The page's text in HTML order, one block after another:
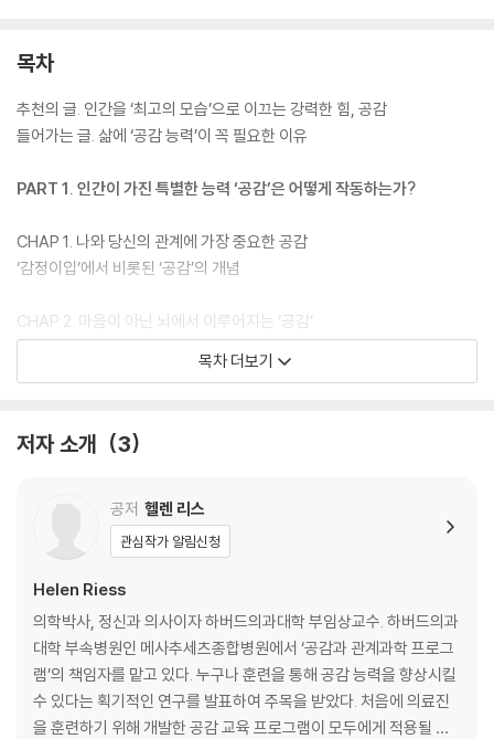
목차
추천의 글. 인간을 ‘최고의 모습’으로 이끄는 강력한 힘, 공감
들어가는 글. 삶에 ‘공감 능력’이 꼭 필요한 이유
PART 1. 인간이 가진 특별한 능력 ‘공감’은 어떻게 작동하는가?
CHAP 1. 나와 당신의 관계에 가장 중요한 공감
‘감정이입’에서 비롯된 ‘공감’의 개념
CHAP 2. 마음이 아닌 뇌에서 이루어지는 ‘공감’
감정적 공감: 타인의 감정이 느껴지다
인지적 공감: 다른 사람의 관점에서 보게 되다
CHAP 3. ‘공감’의 여러 가지 모습들
공통점이 있는 사람에게 편향되는 공감
공감 같지만 사실은 아닌 거짓 공감
공감을 가로막는 장애물들
CHAP 4. ‘공감’의 문을 여는 일곱 가지 열쇠
첫 번째 열쇠 E: 눈 맞춤(Eye Contact)
두 번째 열쇠 M: 표정 근육(Muscles of Facial Expression)
세 번째 열쇠 P: 자세(Posture)
네 번째 열쇠 A: 객관적으로 감정 읽기(Affect)
목차 더보기
저자 소개 3
공저 헬렌 리스
관심작가 알림신청
Helen Riess
의학박사, 정신과 의사이자 하버드의과대학 부임상교수. 하버드의과
대학 부속병원인 메사추세츠종합병원에서 ‘공감과 관계과학 프로그
램’의 책임자를 맡고 있다. 누구나 훈련을 통해 공감 능력을 향상시킬
수 있다는 획기적인 연구를 발표하여 주목을 받았다. 처음에 의료진
을 훈련하기 위해 개발한 공감 교육 프로그램이 모두에게 적용될 수